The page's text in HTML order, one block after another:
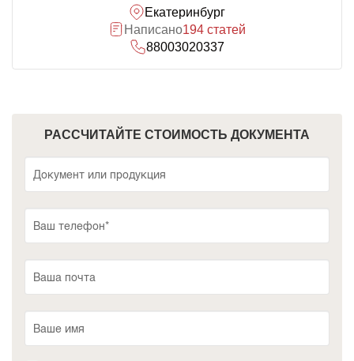
Екатеринбург
Написано194 статей
88003020337
РАССЧИТАЙТЕ СТОИМОСТЬ ДОКУМЕНТА